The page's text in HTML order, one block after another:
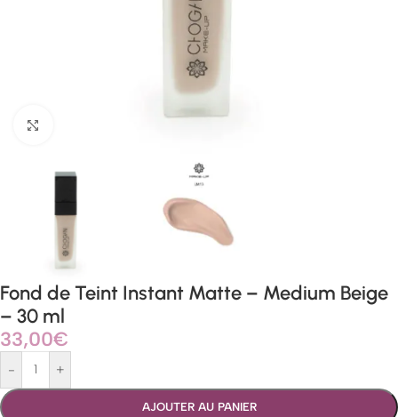
Fond de Teint Instant Matte – Medium Beige
– 30 ml
33,00€
- +
AJOUTER AU PANIER